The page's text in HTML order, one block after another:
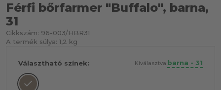
Férfi bőrfarmer "Buffalo", barna,
31
Cikkszám: 96-003/HBR31
A termék súlya: 1,2 kg
Választható színek: Kiválasztva:barna - 31